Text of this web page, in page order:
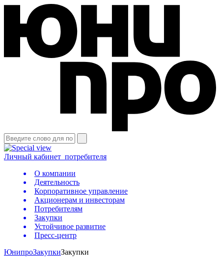
Личный кабинет потребителя
О компании
Деятельность
Корпоративное управление
Акционерам и инвесторам
Потребителям
Закупки
Устойчивое развитие
Пресс-центр
ЮнипроЗакупкиЗакупки